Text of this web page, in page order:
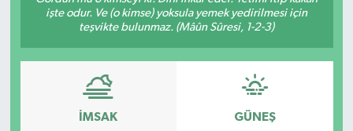
işte odur. Ve (o kimse) yoksula yemek yedirilmesi için
teşvikte bulunmaz. (Mâûn Sûresi, 1-2-3)
İMSAK GÜNEŞ
Ekonomi
Tokat Haber